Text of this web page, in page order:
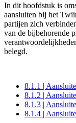
In dit hoofdstuk is
aansluiten bij het
partijen zich
van de bijbehorende
belegd.
8.1.1 |
8.1.2 |
8.1.3 |
8.1.4 |